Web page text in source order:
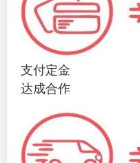
支付定金
达成合作